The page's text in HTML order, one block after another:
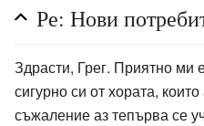
Ре: Нови
Здрасти, Грег. Приятно ми
сигурно си от хората,
съжаление аз тепърва се